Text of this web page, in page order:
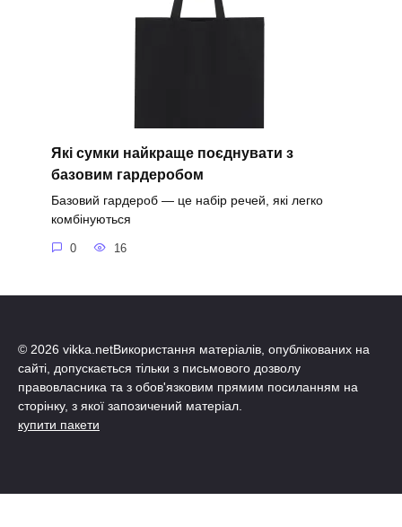
Які сумки найкраще поєднувати з
базовим гардеробом
Базовий гардероб — це набір речей, які легко
комбінуються
0 16
© 2026 vikka.netВикористання матеріалів, опублікованих на
сайті, допускається тільки з письмового дозволу
правовласника та з обов'язковим прямим посиланням на
сторінку, з якої запозичений матеріал.
купити пакети